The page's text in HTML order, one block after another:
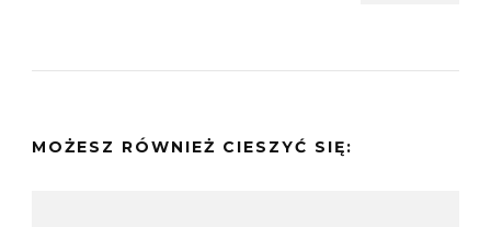
MOŻESZ RÓWNIEŻ CIESZYĆ SIĘ: